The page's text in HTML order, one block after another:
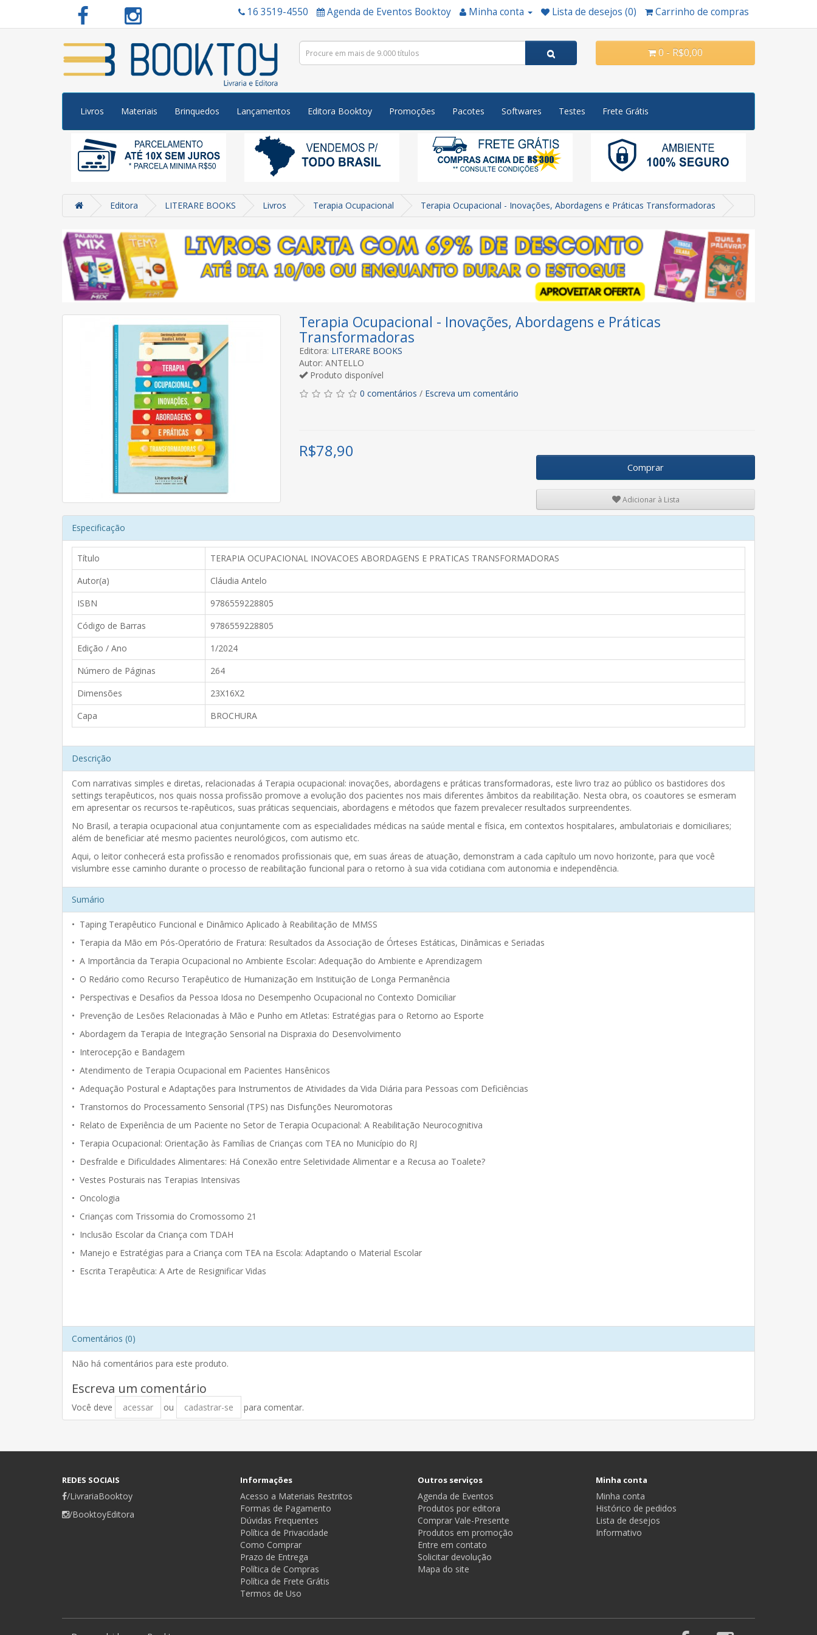
16 3519-4550 Agenda de Eventos Booktoy Minha conta Lista de desejos (0) Carrinho de compras
0 - R$0,00
Livros Materiais Brinquedos Lançamentos Editora Booktoy Promoções Pacotes Softwares Testes Frete Grátis
Editora LITERARE BOOKS Livros Terapia Ocupacional Terapia Ocupacional - Inovações, Abordagens e Práticas Transformadoras
Terapia Ocupacional - Inovações, Abordagens e Práticas
Transformadoras
Editora: LITERARE BOOKS
Autor: ANTELLO
Produto disponível
0 comentários / Escreva um comentário
R$78,90
Comprar
Adicionar à Lista
Especificação
Título
TERAPIA OCUPACIONAL INOVACOES ABORDAGENS E PRATICAS TRANSFORMADORAS
Autor(a)
Cláudia Antelo
ISBN
9786559228805
Código de Barras
9786559228805
Edição / Ano
1/2024
Número de Páginas
264
Dimensões
23X16X2
Capa
BROCHURA
Descrição
Com narrativas simples e diretas, relacionadas á Terapia ocupacional: inovações, abordagens e práticas transformadoras, este livro traz ao público os bastidores dos
settings terapêuticos, nos quais nossa profissão promove a evolução dos pacientes nos mais diferentes âmbitos da reabilitação. Nesta obra, os coautores se esmeram
em apresentar os recursos te-rapêuticos, suas práticas sequenciais, abordagens e métodos que fazem prevalecer resultados surpreendentes.
No Brasil, a terapia ocupacional atua conjuntamente com as especialidades médicas na saúde mental e física, em contextos hospitalares, ambulatoriais e domiciliares;
além de beneficiar até mesmo pacientes neurológicos, com autismo etc.
Aqui, o leitor conhecerá esta profissão e renomados profissionais que, em suas áreas de atuação, demonstram a cada capítulo um novo horizonte, para que você
vislumbre esse caminho durante o processo de reabilitação funcional para o retorno à sua vida cotidiana com autonomia e independência.
Sumário
• Taping Terapêutico Funcional e Dinâmico Aplicado à Reabilitação de MMSS
• Terapia da Mão em Pós-Operatório de Fratura: Resultados da Associação de Órteses Estáticas, Dinâmicas e Seriadas
• A Importância da Terapia Ocupacional no Ambiente Escolar: Adequação do Ambiente e Aprendizagem
• O Redário como Recurso Terapêutico de Humanização em Instituição de Longa Permanência
• Perspectivas e Desafios da Pessoa Idosa no Desempenho Ocupacional no Contexto Domiciliar
• Prevenção de Lesões Relacionadas à Mão e Punho em Atletas: Estratégias para o Retorno ao Esporte
• Abordagem da Terapia de Integração Sensorial na Dispraxia do Desenvolvimento
• Interocepção e Bandagem
• Atendimento de Terapia Ocupacional em Pacientes Hansênicos
• Adequação Postural e Adaptações para Instrumentos de Atividades da Vida Diária para Pessoas com Deficiências
• Transtornos do Processamento Sensorial (TPS) nas Disfunções Neuromotoras
• Relato de Experiência de um Paciente no Setor de Terapia Ocupacional: A Reabilitação Neurocognitiva
• Terapia Ocupacional: Orientação às Famílias de Crianças com TEA no Município do RJ
• Desfralde e Dificuldades Alimentares: Há Conexão entre Seletividade Alimentar e a Recusa ao Toalete?
• Vestes Posturais nas Terapias Intensivas
• Oncologia
• Crianças com Trissomia do Cromossomo 21
• Inclusão Escolar da Criança com TDAH
• Manejo e Estratégias para a Criança com TEA na Escola: Adaptando o Material Escolar
• Escrita Terapêutica: A Arte de Resignificar Vidas
Comentários (0)
Não há comentários para este produto.
Escreva um comentário
Você deve acessar ou cadastrar-se para comentar.
REDES SOCIAIS
/LivrariaBooktoy
/BooktoyEditora
Informações
Acesso a Materiais Restritos
Formas de Pagamento
Dúvidas Frequentes
Política de Privacidade
Como Comprar
Prazo de Entrega
Política de Compras
Política de Frete Grátis
Termos de Uso
Outros serviços
Agenda de Eventos
Produtos por editora
Comprar Vale-Presente
Produtos em promoção
Entre em contato
Solicitar devolução
Mapa do site
Minha conta
Minha conta
Histórico de pedidos
Lista de desejos
Informativo